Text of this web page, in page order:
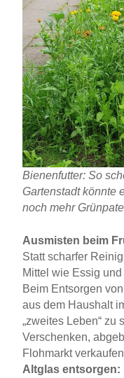
Bienenfutter: So
Gartenstadt könnte
noch mehr
Ausmisten beim
Statt scharfer
Mittel wie Essig
Beim Entsorgen
aus dem Haushalt
„zweites Leben“ zu
Verschenken,
Flohmarkt
Altglas entsorgen: